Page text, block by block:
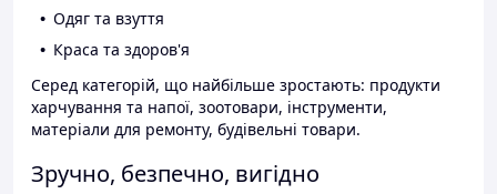
Одяг та взуття
Краса та здоров'я
Серед категорій, що найбільше зростають: продукти
харчування та напої, зоотовари, інструменти,
матеріали для ремонту, будівельні товари.
Зручно, безпечно, вигідно